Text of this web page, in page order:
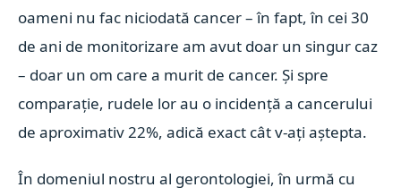
oameni nu fac niciodată cancer – în fapt, în cei 30
de ani de monitorizare am avut doar un singur caz
– doar un om care a murit de cancer. Și spre
comparație, rudele lor au o incidență a cancerului
de aproximativ 22%, adică exact cât v-ați aștepta.
În domeniul nostru al gerontologiei, în urmă cu